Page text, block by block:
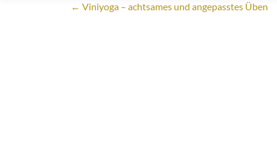
← Viniyoga – achtsames und angepasstes Üben